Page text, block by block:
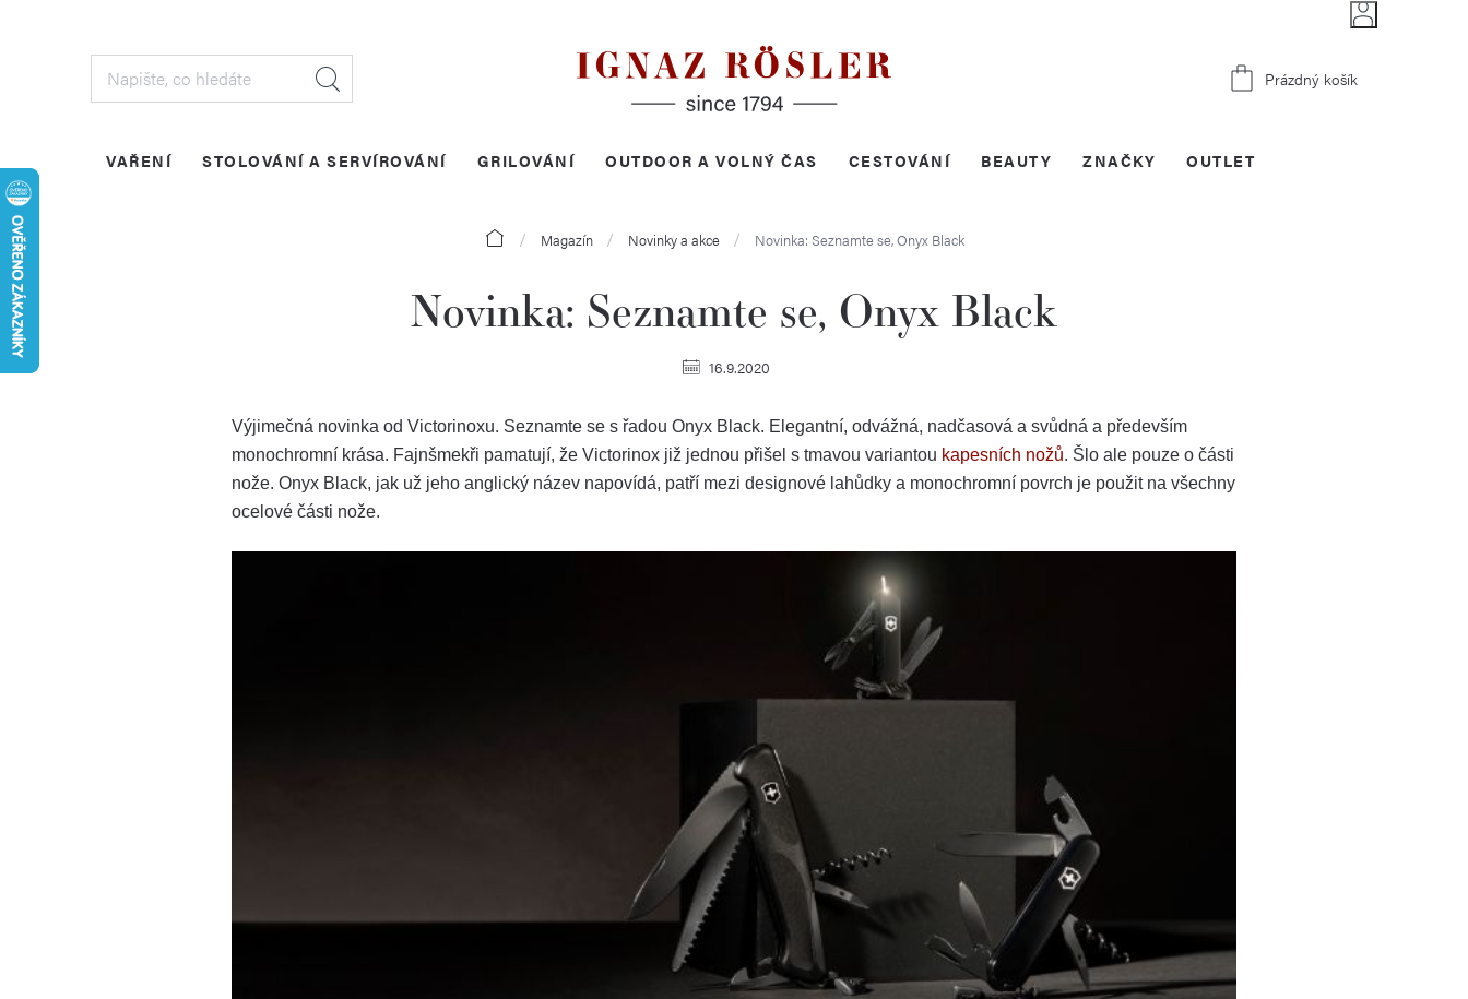
Nákupní
Prázdný košík
VAŘENÍ STOLOVÁNÍ A SERVÍROVÁNÍ GRILOVÁNÍ OUTDOOR A VOLNÝ ČAS CESTOVÁNÍ BEAUTY OUTLET
ZNAČKY
Domů Magazín Novinky a akce Novinka: Seznamte se, Onyx Black
Novinka: Seznamte se, Onyx Black
16.9.2020
Výjimečná novinka od Victorinoxu. Seznamte se s řadou Onyx Black. Elegantní, odvážná, nadčasová a svůdná a především
monochromní krása. Fajnšmekři pamatují, že Victorinox již jednou přišel s tmavou variantou kapesních nožů. Šlo ale pouze o části
nože. Onyx Black, jak už jeho anglický název napovídá, patří mezi designové lahůdky a monochromní povrch je použit na všechny
ocelové části nože.